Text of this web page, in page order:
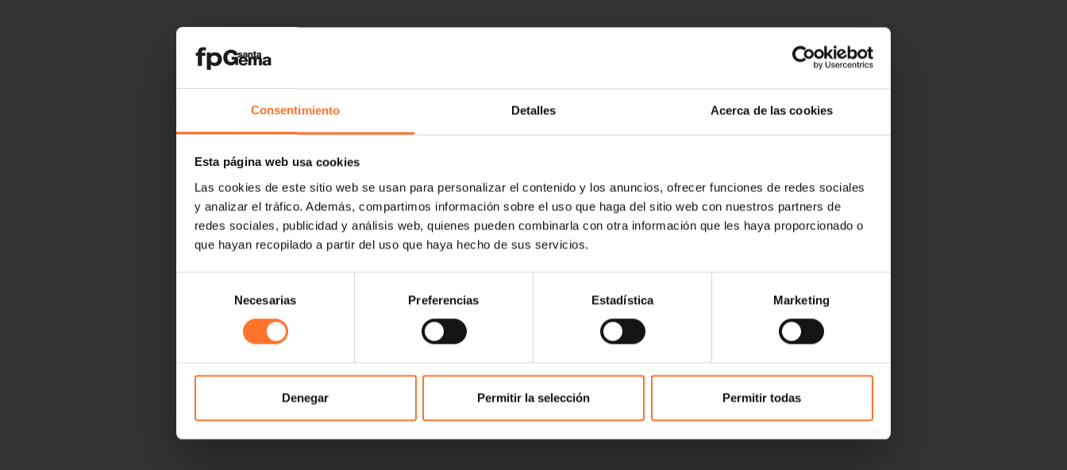
Consentimiento Detalles Acerca de las cookies
Esta página web usa cookies
Las cookies de este sitio web se usan para personalizar el contenido y los anuncios, ofrecer funciones de redes sociales
y analizar el tráfico. Además, compartimos información sobre el uso que haga del sitio web con nuestros partners de
redes sociales, publicidad y análisis web, quienes pueden combinarla con otra información que les haya proporcionado o
que hayan recopilado a partir del uso que haya hecho de sus servicios.
consentimiento
Necesarias Preferencias Estadística Marketing
Denegar Permitir la selección Permitir todas